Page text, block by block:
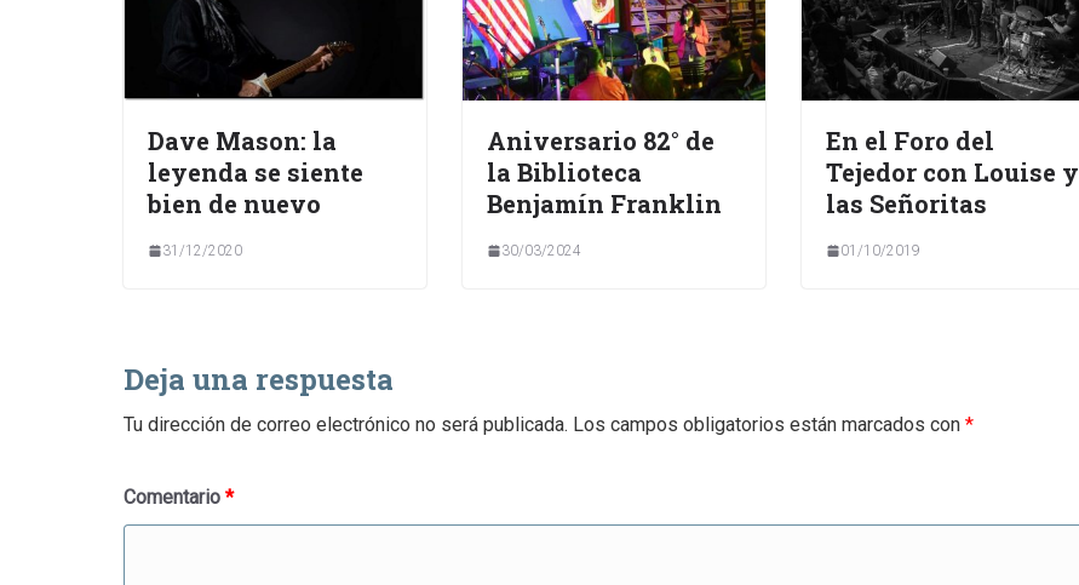
Dave Mason: la
leyenda se siente
bien de nuevo
31/12/2020
Aniversario 82° de
la Biblioteca
Benjamín Franklin
30/03/2024
En el Foro del
Tejedor con Louise y
las Señoritas
01/10/2019
Deja una respuesta
Tu dirección de correo electrónico no será publicada. Los campos obligatorios están marcados con *
Comentario *